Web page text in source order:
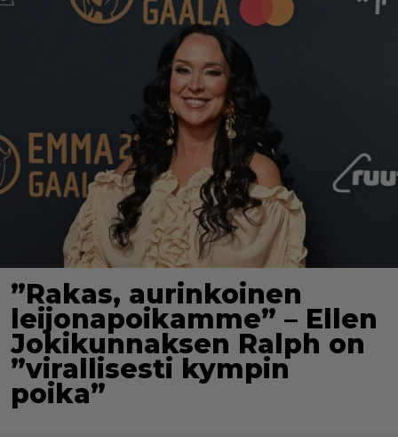
”Rakas, aurinkoinen
leijonapoikamme” – Ellen
Jokikunnaksen Ralph on
”virallisesti kympin
poika”